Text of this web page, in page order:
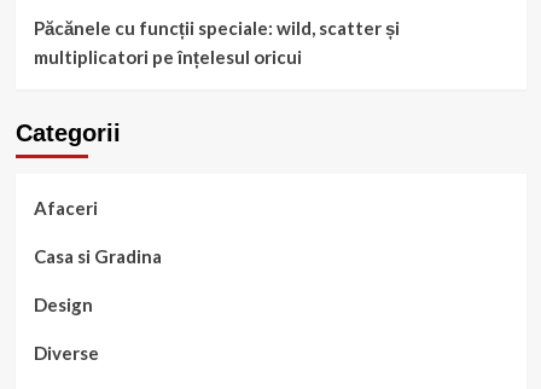
Păcănele cu funcții speciale: wild, scatter și
multiplicatori pe înțelesul oricui
Categorii
Afaceri
Casa si Gradina
Design
Diverse